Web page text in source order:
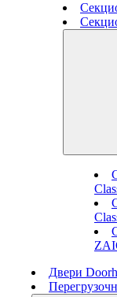
Двери